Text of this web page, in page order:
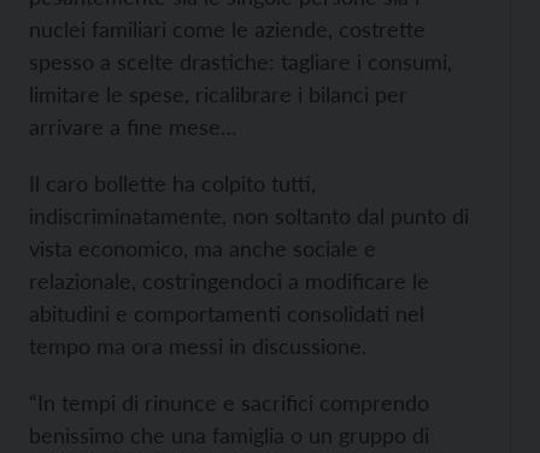
nuclei familiari come le aziende, costrette
spesso a scelte drastiche: tagliare i consumi,
limitare le spese, ricalibrare i bilanci per
arrivare a fine mese…
Il caro bollette ha colpito tutti,
indiscriminatamente, non soltanto dal punto di
vista economico, ma anche sociale e
relazionale, costringendoci a modificare le
abitudini e comportamenti consolidati nel
tempo ma ora messi in discussione.
“In tempi di rinunce e sacrifici comprendo
benissimo che una famiglia o un gruppo di